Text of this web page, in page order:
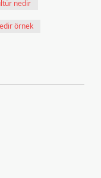
nedir
örnek